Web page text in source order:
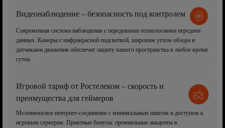
Видеонаблюдение – безопасность под контролем
Современная система наблюдения с передовыми технологиями передачи
данных. Камеры с инфракрасной подсветкой, широким углом обзора и
датчиками движения обеспечат защиту вашего пространства в любое время
суток.
Игровой тариф от Ростелеком – скорость и
преимущества для геймеров
Молниеносное интернет-соединение с минимальным пингом и доступом к
игровым серверам. Приятные бонусы: премиальные аккаунты в